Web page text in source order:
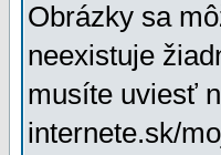
Obrázky sa
neexistuje
musíte uviesť
internete.sk/